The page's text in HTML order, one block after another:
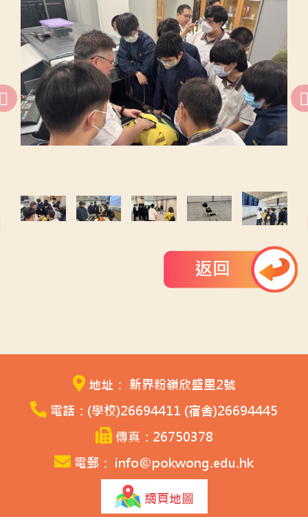
返回
地址： 新界粉嶺欣盛里2號
電話：(學校)26694411 (宿舍)26694445
傳真：26750378
電郵： info@pokwong.edu.hk
網頁地圖